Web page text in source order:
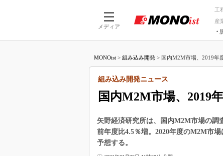
メディア
工
産
つながる工場
AI×設
MONOist > 組み込み開発 > 国内M2M市場、2019年
国内M2M市場、2019
組み込み開発ニュース
矢野経済研究所は、国内M2M市場の調
前年度比4.5％増。2020年度のM2M市
予想する。